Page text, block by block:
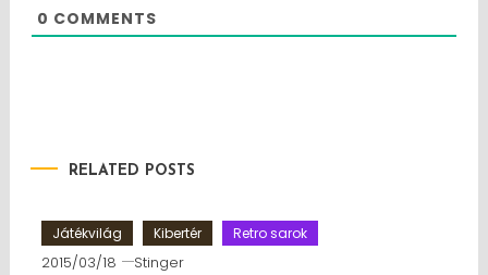
0 COMMENTS
RELATED POSTS
Játékvilág Kibertér Retro sarok
2015/03/18 Stinger